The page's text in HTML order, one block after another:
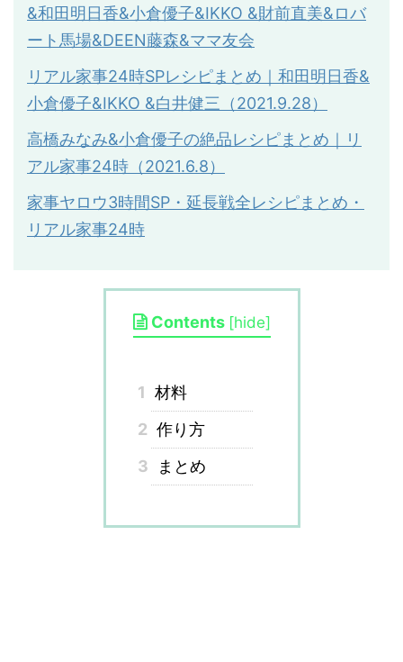
&和田明日香&小倉優子&IKKO &財前直美&ロバ
ート馬場&DEEN藤森&ママ友会
リアル家事24時SPレシピまとめ｜和田明日香&
小倉優子&IKKO &白井健三（2021.9.28）
高橋みなみ&小倉優子の絶品レシピまとめ｜リ
アル家事24時（2021.6.8）
家事ヤロウ3時間SP・延長戦全レシピまとめ・
リアル家事24時
Contents [hide]
1 材料
2 作り方
3
まとめ